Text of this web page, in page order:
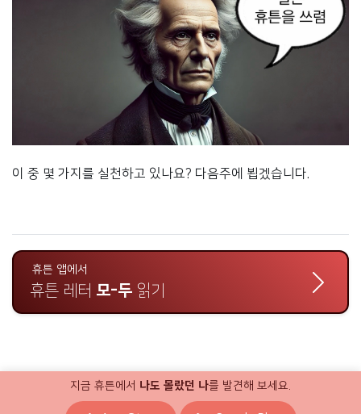
이 중 몇 가지를 실천하고 있나요? 다음주에 뵙겠습니다.
휴튼 앱에서
휴튼 레터 모-두 읽기
지금 휴튼에서 나도 몰랐던 나를 발견해 보세요.